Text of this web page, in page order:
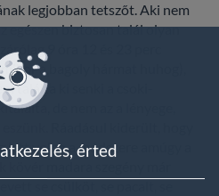
érted
legjobban tetszőt. Aki nem
egészen biztosan talál olyan
9 óra 12 és 23 perc
a bagoly hármat huhog),
találta ki senki a csoki-
de nem az a lényege,
lett volna a módszere amúgy a